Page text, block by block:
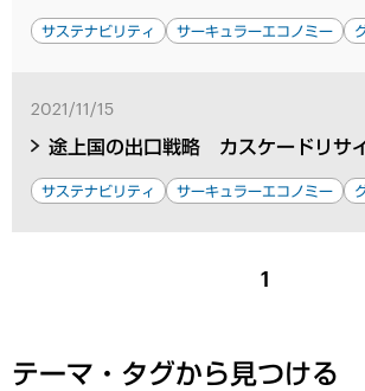
サステナビリティ サーキュラーエコノミー
2021/11/15
途上国の出口戦略 カスケードリサ
サステナビリティ サーキュラーエコノミー
1
テーマ・タグから見つける